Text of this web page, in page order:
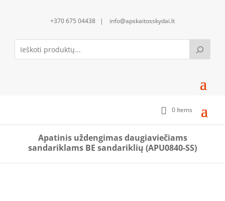
+370 675 04438 | info@apskaitosskydai.lt
0 Items
Apatinis uždengimas daugiaviečiams
sandariklams BE sandariklių (APU0840-SS)